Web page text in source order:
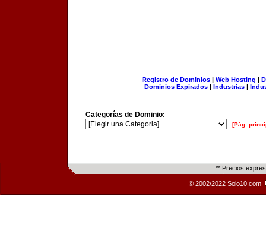
Registro de Dominios| Web Hosting |
Dominios Expirados | Industrias |
Categorías de Dominio:
[Pág.
** Precios
© 2002/2022 Solo10.com